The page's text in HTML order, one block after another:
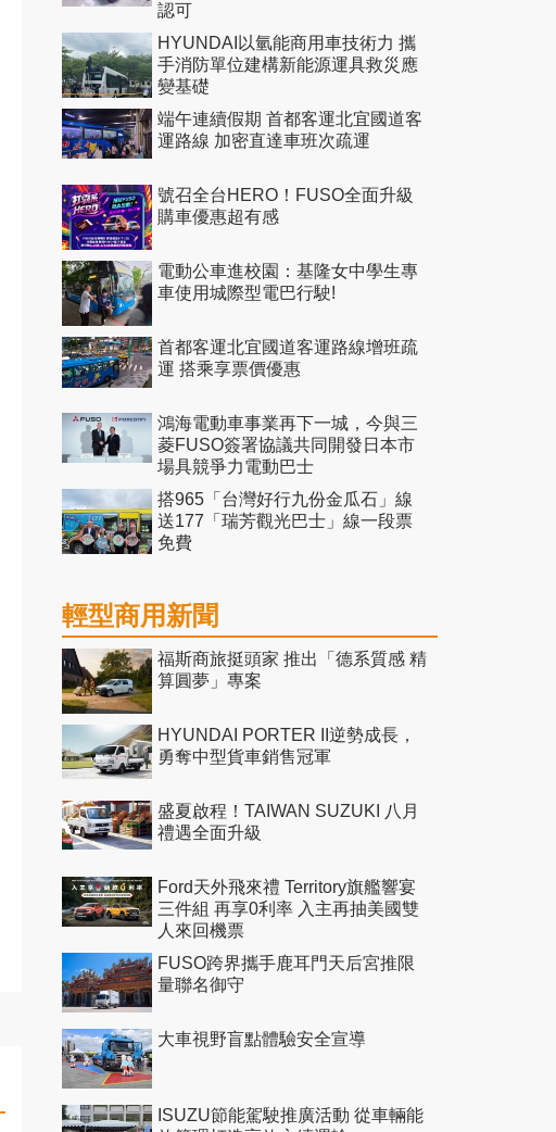
認可
HYUNDAI以氫能商用車技術力 攜
手消防單位建構新能源運具救災應
變基礎
端午連續假期 首都客運北宜國道客
運路線 加密直達車班次疏運
號召全台HERO！FUSO全面升級
購車優惠超有感
電動公車進校園：基隆女中學生專
車使用城際型電巴行駛!
首都客運北宜國道客運路線增班疏
運 搭乘享票價優惠
鴻海電動車事業再下一城，今與三
菱FUSO簽署協議共同開發日本市
場具競爭力電動巴士
搭965「台灣好行九份金瓜石」線
送177「瑞芳觀光巴士」線一段票
免費
輕型商用新聞
福斯商旅挺頭家 推出「德系質感 精
算圓夢」專案
HYUNDAI PORTER II逆勢成長，
勇奪中型貨車銷售冠軍
盛夏啟程！TAIWAN SUZUKI 八月
禮遇全面升級
Ford天外飛來禮 Territory旗艦響宴
三件組 再享0利率 入主再抽美國雙
人來回機票
FUSO跨界攜手鹿耳門天后宮推限
量聯名御守
大車視野盲點體驗安全宣導
ISUZU節能駕駛推廣活動 從車輛能